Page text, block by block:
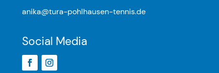
anika@tura-pohlhausen-tennis.de
Social Media